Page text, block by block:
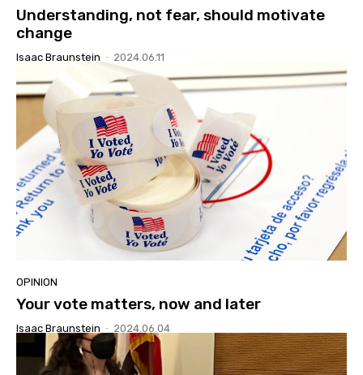
Understanding, not fear, should motivate
change
Isaac Braunstein - 2024.06.11
OPINION
Your vote matters, now and later
Isaac Braunstein - 2024.06.04